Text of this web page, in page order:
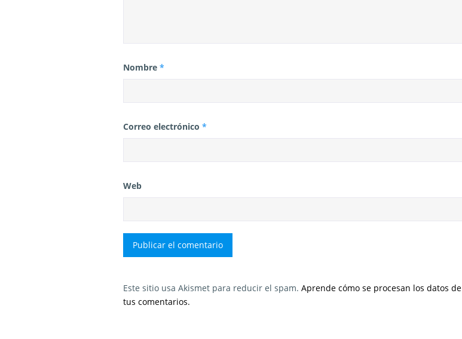
Nombre *
Correo electrónico *
Web
Este sitio usa Akismet para reducir el spam. Aprende cómo se procesan los datos de
tus comentarios.